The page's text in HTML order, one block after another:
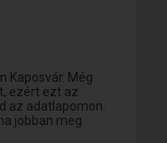
Kaposvár. Még
ezért ezt az
az adatlapomon.
jobban meg